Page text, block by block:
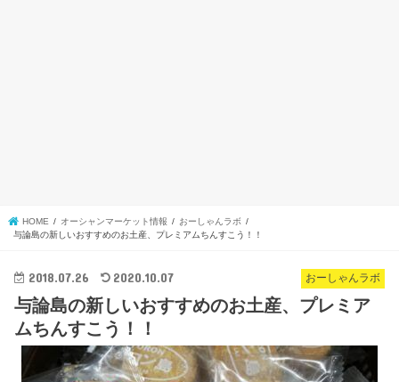
HOME オーシャンマーケット情報
おーしゃんラボ
与論島の新しいおすすめのお土産、プレミアムちんすこう！！
おーしゃんラボ
2018.07.26 2020.10.07
与論島の新しいおすすめのお土産、プレミア
ムちんすこう！！